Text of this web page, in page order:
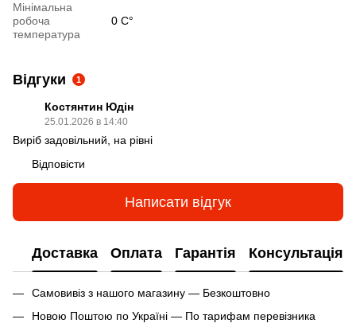
Мінімальна
робоча
температура
0 C°
Відгуки 1
Костянтин Юдін
25.01.2026 в 14:40
Виріб задовільний, на рівні
Відповісти
Написати відгук
Доставка Оплата Гарантія Консультація
Самовивіз з нашого магазину — Безкоштовно
Новою Поштою по Україні — По тарифам перевізника